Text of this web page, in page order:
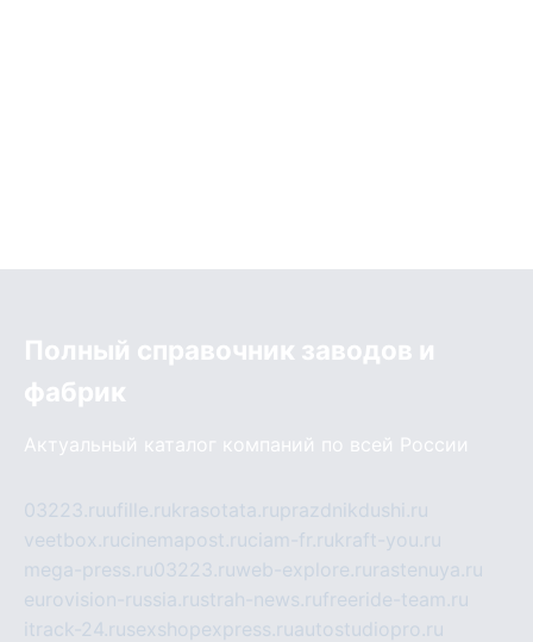
Полный справочник заводов и
фабрик
Актуальный каталог компаний по всей России
03223.ruufille.rukrasotata.ruprazdnikdushi.ru
veetbox.rucinemapost.ruciam-fr.rukraft-you.ru
mega-press.ru03223.ruweb-explore.ru rastenuya.ru
eurovision-russia.rustrah-news.rufreeride-team.ru
itrack-24.rusexshopexpress.ruautostudiopro.ru